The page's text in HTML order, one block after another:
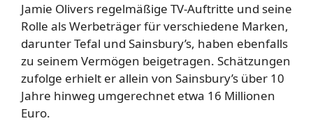
Jamie Olivers regelmäßige TV-Auftritte und seine
Rolle als Werbeträger für verschiedene Marken,
darunter Tefal und Sainsbury’s, haben ebenfalls
zu seinem Vermögen beigetragen. Schätzungen
zufolge erhielt er allein von Sainsbury’s über 10
Jahre hinweg umgerechnet etwa 16 Millionen
Euro.